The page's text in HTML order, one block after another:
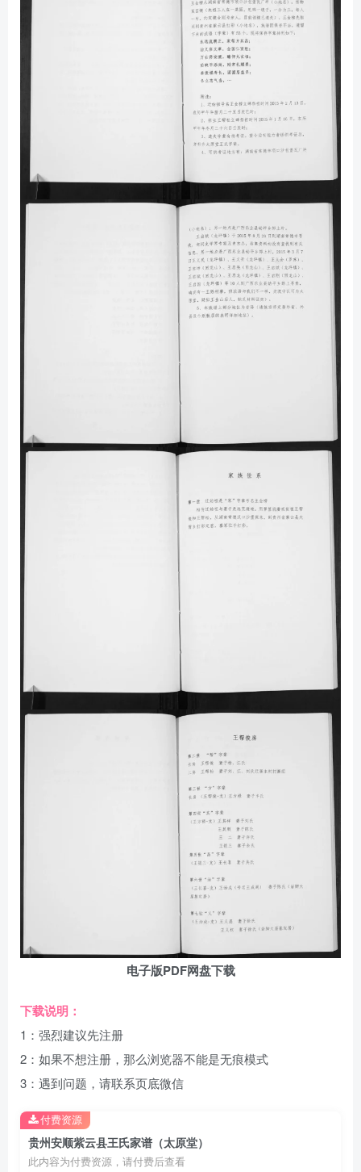
电子版PDF网盘下载
下载说明：
1：强烈建议先注册
2：如果不想注册，那么浏览器不能是无痕模式
3：遇到问题，请联系页底微信
贵州安顺紫云县王氏家谱（太原堂）
此内容为付费资源，请付费后查看
付费资源